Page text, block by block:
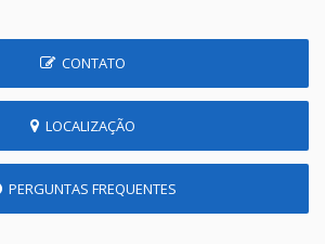
CONTATO
LOCALIZAÇÃO
PERGUNTAS FREQUENTES